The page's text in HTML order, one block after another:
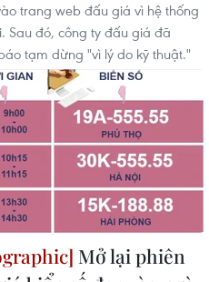
trang web đấu giá vì hệ thống
Sau đó, công ty đấu giá đã
tạm dừng "vì lý do kỹ thuật."
Mở lại phiên